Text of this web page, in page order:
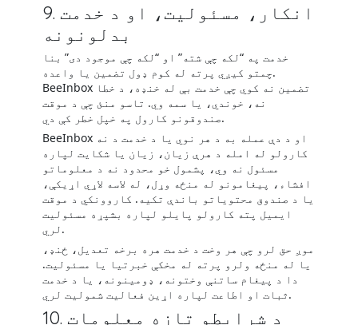
9. انکار، مسئولیت، او د خدمت
بدلونونه
خدمت په “لکه چې شته” او “لکه چې موجود دی” بنا
چمتو کیږي پرته له کوم ډول تضمین یا واعده.
BeeInbox تضمین نه کوي چې خدمت بې له خنډه، د خطا
نه، خوندي، یا سمه وي. تاسو منئ چې د موقت
صندوقونو کارول په خپل خطر کې دي.
BeeInbox او د دې عمله به د هر نوي یا د خدمت د نه
کارولو له امله د هرې زیان، زیان یا شکایت لپاره
مسئول نه وي، پشمول خو محدود نه د معلوماتو
افشاء، پیغامونو له منځه وړل، له لاسه لاړي اړیکې،
یا د صندوق محتویاتو باندې تکیه. کاروونکي د موقت
ایمیل پته کارولو پایلو لپاره بشپړه مسئولیت
لري.
موږ حق لرو چې هر وخت د خدمت هره برخه تعدیل، ځنډ،
یا له منځه ولرو پرته له مخکې خبرتیا یا مسئولیت.
دا د پیغام ساتنې وختونه، ډومینونه، یا د خدمت
ثبات او اطاعت لپاره اړین فعالیت شمولیت لري.
10. د شرایطو تازه معلومات